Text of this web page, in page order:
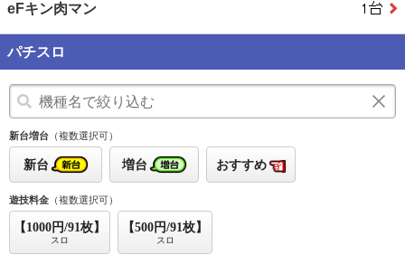
eFキン肉マン
パチスロ
新台増台 （複数選択可）
新台 増台 おすすめ
遊技料金 （複数選択可）
【1000円/91枚】
スロ
【500円/91枚】
スロ